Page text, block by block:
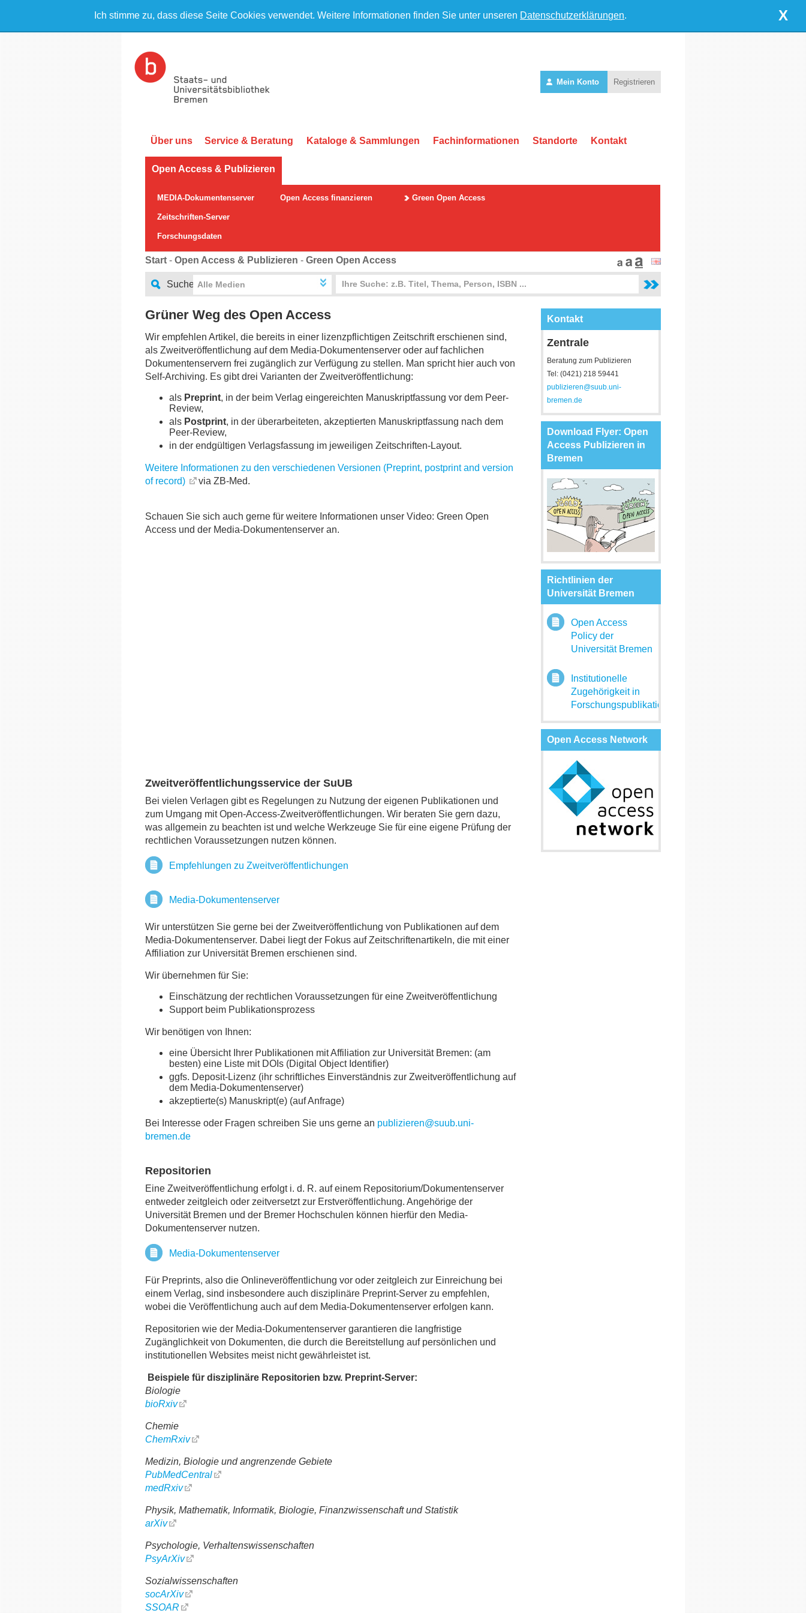
Ich stimme zu, dass diese Seite Cookies verwendet. Weitere Informationen finden Sie unter unseren Datenschutzerklärungen. X
Mein Konto Registrieren
Über uns Service & Beratung Kataloge & Sammlungen Fachinformationen Standorte Kontakt
Open Access & Publizieren
MEDIA-Dokumentenserver Open Access finanzieren Green Open Access
Zeitschriften-Server
Forschungsdaten
Start - Open Access & Publizieren - Green Open Access
Suche Alle Medien
Grüner Weg des Open Access
Wir empfehlen Artikel, die bereits in einer lizenzpflichtigen Zeitschrift erschienen sind,
als Zweitveröffentlichung auf dem Media-Dokumentenserver oder auf fachlichen
Dokumentenservern frei zugänglich zur Verfügung zu stellen. Man spricht hier auch von
Self-Archiving. Es gibt drei Varianten der Zweitveröffentlichung:
als Preprint, in der beim Verlag eingereichten Manuskriptfassung vor dem Peer-
Review,
als Postprint, in der überarbeiteten, akzeptierten Manuskriptfassung nach dem
Peer-Review,
in der endgültigen Verlagsfassung im jeweiligen Zeitschriften-Layout.
Weitere Informationen zu den verschiedenen Versionen (Preprint, postprint and version
of record)
via ZB-Med.
Schauen Sie sich auch gerne für weitere Informationen unser Video: Green Open
Access und der Media-Dokumentenserver an.
Zweitveröffentlichungsservice der SuUB
Bei vielen Verlagen gibt es Regelungen zu Nutzung der eigenen Publikationen und
zum Umgang mit Open-Access-Zweitveröffentlichungen. Wir beraten Sie gern dazu,
was allgemein zu beachten ist und welche Werkzeuge Sie für eine eigene Prüfung der
rechtlichen Voraussetzungen nutzen können.
Empfehlungen zu Zweitveröffentlichungen
Media-Dokumentenserver
Wir unterstützen Sie gerne bei der Zweitveröffentlichung von Publikationen auf dem
Media-Dokumentenserver. Dabei liegt der Fokus auf Zeitschriftenartikeln, die mit einer
Affiliation zur Universität Bremen erschienen sind.
Wir übernehmen für Sie:
Einschätzung der rechtlichen Voraussetzungen für eine Zweitveröffentlichung
Support beim Publikationsprozess
Wir benötigen von Ihnen:
eine Übersicht Ihrer Publikationen mit Affiliation zur Universität Bremen: (am
besten) eine Liste mit DOIs (Digital Object Identifier)
ggfs. Deposit-Lizenz (ihr schriftliches Einverständnis zur Zweitveröffentlichung auf
dem Media-Dokumentenserver)
akzeptierte(s) Manuskript(e) (auf Anfrage)
Bei Interesse oder Fragen schreiben Sie uns gerne an publizieren@suub.uni-
bremen.de
Repositorien
Eine Zweitveröffentlichung erfolgt i. d. R. auf einem Repositorium/Dokumentenserver
entweder zeitgleich oder zeitversetzt zur Erstveröffentlichung. Angehörige der
Universität Bremen und der Bremer Hochschulen können hierfür den Media-
Dokumentenserver nutzen.
Media-Dokumentenserver
Für Preprints, also die Onlineveröffentlichung vor oder zeitgleich zur Einreichung bei
einem Verlag, sind insbesondere auch disziplinäre Preprint-Server zu empfehlen,
wobei die Veröffentlichung auch auf dem Media-Dokumentenserver erfolgen kann.
Repositorien wie der Media-Dokumentenserver garantieren die langfristige
Zugänglichkeit von Dokumenten, die durch die Bereitstellung auf persönlichen und
institutionellen Websites meist nicht gewährleistet ist.
Beispiele für disziplinäre Repositorien bzw. Preprint-Server:
Biologie
bioRxiv
Chemie
ChemRxiv
Medizin, Biologie und angrenzende Gebiete
PubMedCentral
medRxiv
Physik, Mathematik, Informatik, Biologie, Finanzwissenschaft und Statistik
arXiv
Psychologie, Verhaltenswissenschaften
PsyArXiv
Sozialwissenschaften
socArXiv
SSOAR
Kontakt
Zentrale
Beratung zum Publizieren
Tel: (0421) 218 59441
publizieren@suub.uni-
bremen.de
Download Flyer: Open
Access Publizieren in
Bremen
Richtlinien der
Universität Bremen
Open Access
Policy der
Universität Bremen
Institutionelle
Zugehörigkeit in
Forschungspublikationen
Open Access Network